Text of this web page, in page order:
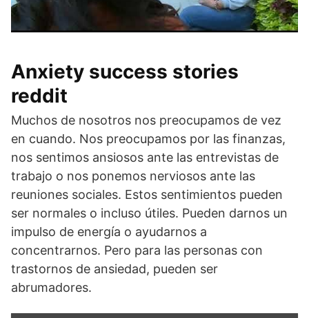
Anxiety success stories
reddit
Muchos de nosotros nos preocupamos de vez
en cuando. Nos preocupamos por las finanzas,
nos sentimos ansiosos ante las entrevistas de
trabajo o nos ponemos nerviosos ante las
reuniones sociales. Estos sentimientos pueden
ser normales o incluso útiles. Pueden darnos un
impulso de energía o ayudarnos a
concentrarnos. Pero para las personas con
trastornos de ansiedad, pueden ser
abrumadores.